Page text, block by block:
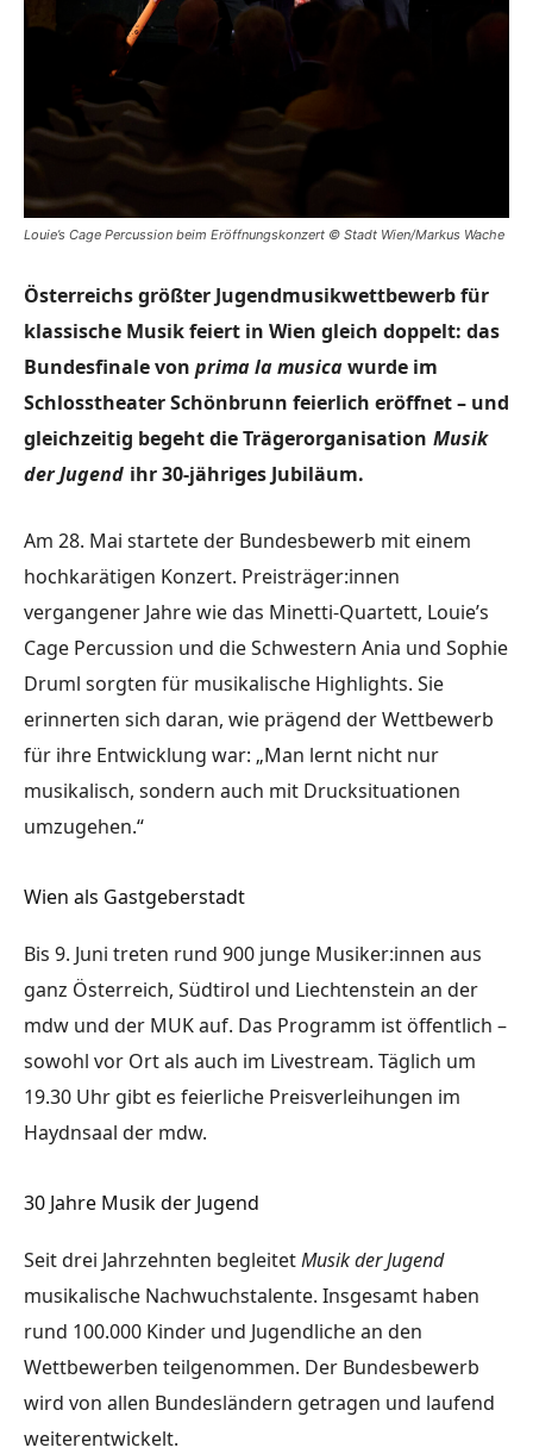
Louie’s Cage Percussion beim Eröffnungskonzert © Stadt Wien/Markus Wache
Österreichs größter Jugendmusikwettbewerb für
klassische Musik feiert in Wien gleich doppelt: das
Bundesfinale von prima la musicawurde im
Schlosstheater Schönbrunn feierlich eröffnet – und
gleichzeitig begeht die Trägerorganisation Musik
der Jugend ihr 30-jähriges Jubiläum.
Am 28. Mai startete der Bundesbewerb mit einem
hochkarätigen Konzert. Preisträger:innen
vergangener Jahre wie das Minetti-Quartett, Louie’s
Cage Percussion und die Schwestern Ania und Sophie
Druml sorgten für musikalische Highlights. Sie
erinnerten sich daran, wie prägend der Wettbewerb
für ihre Entwicklung war: „Man lernt nicht nur
musikalisch, sondern auch mit Drucksituationen
umzugehen.“
Wien als Gastgeberstadt
Bis 9. Juni treten rund 900 junge Musiker:innen aus
ganz Österreich, Südtirol und Liechtenstein an der
mdw und der MUK auf. Das Programm ist öffentlich –
sowohl vor Ort als auch im Livestream. Täglich um
19.30 Uhr gibt es feierliche Preisverleihungen im
Haydnsaal der mdw.
30 Jahre Musik der Jugend
Seit drei Jahrzehnten begleitetMusik der Jugend
musikalische Nachwuchstalente. Insgesamt haben
rund 100.000 Kinder und Jugendliche an den
Wettbewerben teilgenommen. Der Bundesbewerb
wird von allen Bundesländern getragen und laufend
weiterentwickelt.